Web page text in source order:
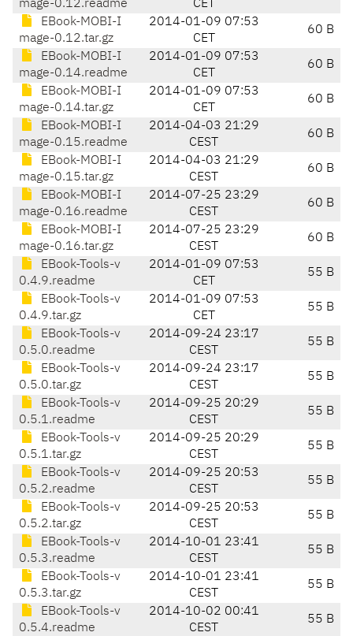
mage-0.12.readme
CET
EBook-MOBI-I
mage-0.12.tar.gz
2014-01-09 07:53
CET
60 B
EBook-MOBI-I
mage-0.14.readme
2014-01-09 07:53
CET
60 B
EBook-MOBI-I
mage-0.14.tar.gz
2014-01-09 07:53
CET
60 B
EBook-MOBI-I
mage-0.15.readme
2014-04-03 21:29
CEST
60 B
EBook-MOBI-I
mage-0.15.tar.gz
2014-04-03 21:29
CEST
60 B
EBook-MOBI-I
mage-0.16.readme
2014-07-25 23:29
CEST
60 B
EBook-MOBI-I
mage-0.16.tar.gz
2014-07-25 23:29
CEST
60 B
EBook-Tools-v
0.4.9.readme
2014-01-09 07:53
CET
55 B
EBook-Tools-v
0.4.9.tar.gz
2014-01-09 07:53
CET
55 B
EBook-Tools-v
0.5.0.readme
2014-09-24 23:17
CEST
55 B
EBook-Tools-v
0.5.0.tar.gz
2014-09-24 23:17
CEST
55 B
EBook-Tools-v
0.5.1.readme
2014-09-25 20:29
CEST
55 B
EBook-Tools-v
0.5.1.tar.gz
2014-09-25 20:29
CEST
55 B
EBook-Tools-v
0.5.2.readme
2014-09-25 20:53
CEST
55 B
EBook-Tools-v
0.5.2.tar.gz
2014-09-25 20:53
CEST
55 B
EBook-Tools-v
0.5.3.readme
2014-10-01 23:41
CEST
55 B
EBook-Tools-v
0.5.3.tar.gz
2014-10-01 23:41
CEST
55 B
EBook-Tools-v
0.5.4.readme
2014-10-02 00:41
CEST
55 B